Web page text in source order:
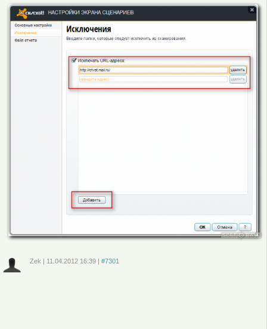
Zek 11.04.2012 16:39| #7301